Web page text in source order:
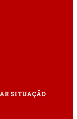
SITUAÇÃO